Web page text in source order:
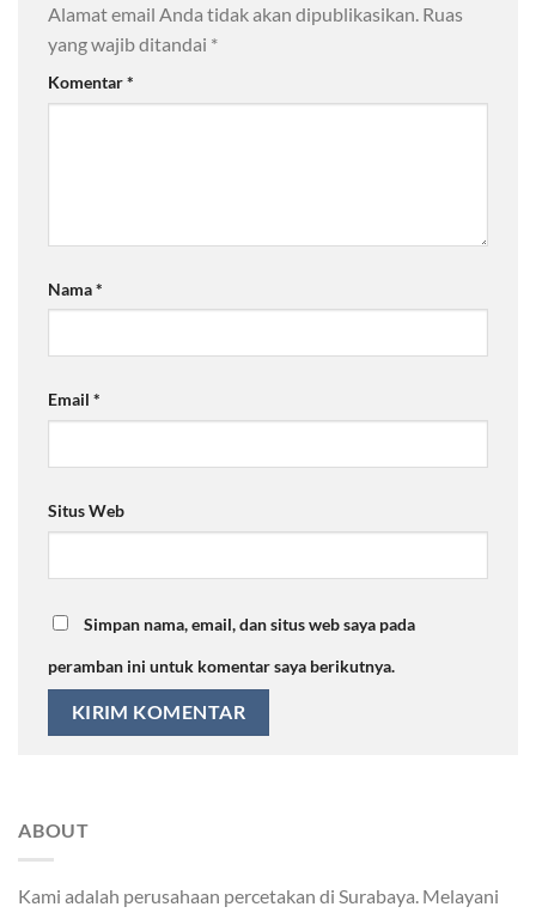
Alamat email Anda tidak akan dipublikasikan. Ruas
yang wajib ditandai *
Komentar*
Nama*
Email *
Situs Web
Simpan nama, email, dan situs web saya pada
peramban ini untuk komentar saya berikutnya.
ABOUT
Kami adalah perusahaan percetakan di Surabaya. Melayani